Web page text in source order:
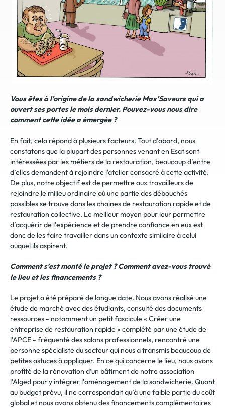
Vous êtes à l’origine de la sandwicherie Max’Saveursqui a
ouvert ses portes le mois dernier. Pouvez-vous nous dire
comment cette idée a émergée ?
En fait, cela répond à plusieurs facteurs. Tout d’abord, nous
constatons que la plupart des personnes venant en Esat sont
intéressées par les métiers de la restauration, beaucoup d’entre
d’elles demandent à rejoindre l'atelier consacré à cette activité.
De plus, notre objectif est de permettre aux travailleurs de
rejoindre le milieu ordinaire où une partie des débouchés
possibles se trouve dans les chaines de restauration rapide et de
restauration collective. Le meilleur moyen pour leur permettre
d’acquérir de l’expérience et de prendre confiance en eux est
donc de les faire travailler dans un contexte similaire à celui
auquel ils aspirent.
Comment s’est monté le projet ? Comment avez-vous trouvé
le lieu et les financements ?
Le projet a été préparé de longue date. Nous avons réalisé une
étude de marché avec des étudiants, consulté des documents
ressources - notamment un petit fascicule « Créer une
entreprise de restauration rapide » complété par une étude de
l’APCE - fréquenté des salons professionnels, rencontré une
personne spécialiste du secteur qui nous a transmis beaucoup de
petites astuces à appliquer. En ce qui concerne le lieu, nous avons
profité de la rénovation d’un bâtiment de notre association
l’Alged pour y intégrer l’aménagement de la sandwicherie. Quant
au budget prévu, il ne correspondait qu’à une faible partie du coût
global et nous avons obtenu des financements complémentaires